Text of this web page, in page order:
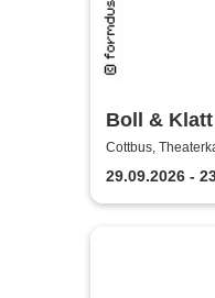
Boll &
Cottbus
Cottbus,
Staatstheater
29.09.2026 -